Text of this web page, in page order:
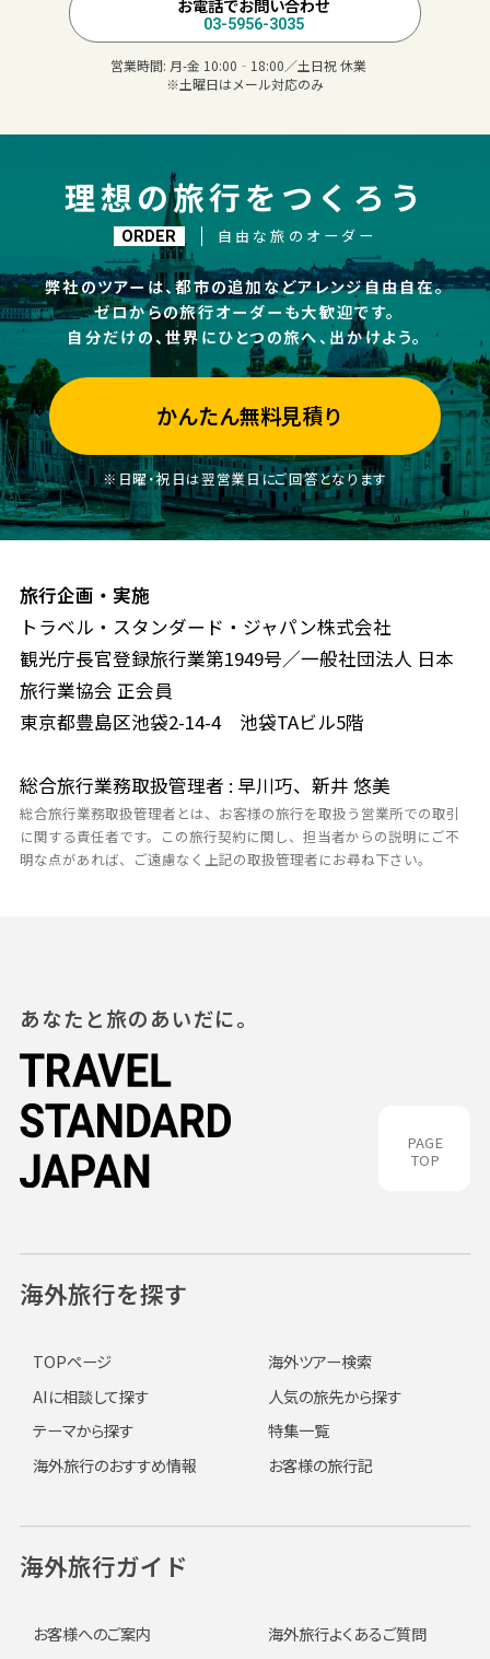
お電話でお問い合わせ
03-5956-3035
営業時間: 月-金 10:00‐18:00／土日祝 休業
※土曜日はメール対応のみ
理想の旅行をつくろう
ORDER 自由な旅のオーダー
弊社のツアーは、都市の追加などアレンジ自由自在。
ゼロからの旅行オーダーも大歓迎です。
自分だけの、世界にひとつの旅へ、出かけよう。
かんたん無料見積り
※日曜・祝日は翌営業日にご回答となります
旅行企画・実施
トラベル・スタンダード・ジャパン株式会社
観光庁長官登録旅行業第1949号／一般社団法人 日本
旅行業協会 正会員
東京都豊島区池袋2-14-4 池袋TAビル5階
総合旅行業務取扱管理者 : 早川巧、新井 悠美
総合旅行業務取扱管理者とは、お客様の旅行を取扱う営業所での取引
に関する責任者です。この旅行契約に関し、担当者からの説明にご不
明な点があれば、ご遠慮なく上記の取扱管理者にお尋ね下さい。
PAGE
TOP
あなたと旅のあいだに。
海外旅行を探す
TOPページ
海外ツアー検索
AIに相談して探す
人気の旅先から探す
テーマから探す
特集一覧
海外旅行のおすすめ情報
お客様の旅行記
海外旅行ガイド
お客様へのご案内
海外旅行よくあるご質問